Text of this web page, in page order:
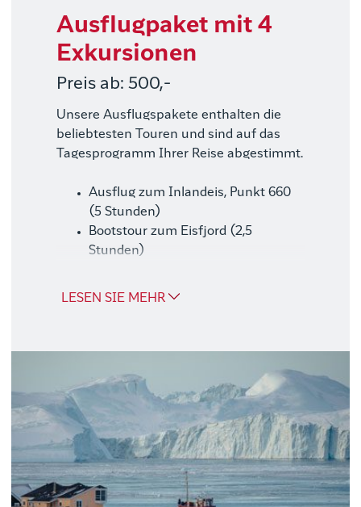
Ausflugpaket mit 4
Exkursionen
Preis ab: 500,-
Unsere Ausflugspakete enthalten die
beliebtesten Touren und sind auf das
Tagesprogramm Ihrer Reise abgestimmt.
Ausflug zum Inlandeis, Punkt 660
(5 Stunden)
Bootstour zum Eisfjord (2,5
Stunden)
Stunden)
Wir empfehlen, das Ausflugspaket gleich
bei der Reisebuchung mitzubestellen. Bei
späterer Buchung kann es sein, dass das
Paket bereits ausverkauft ist.
LESEN SIE MEHR